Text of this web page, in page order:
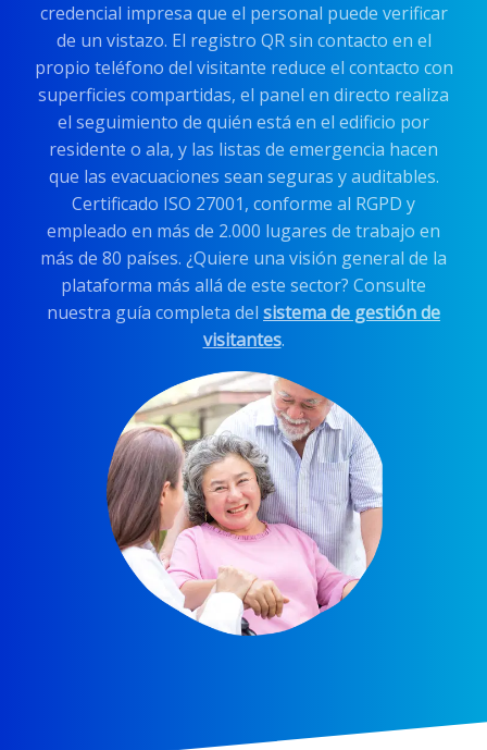
credencial impresa que el personal puede verificar
de un vistazo. El registro QR sin contacto en el
propio teléfono del visitante reduce el contacto con
superficies compartidas, el panel en directo realiza
el seguimiento de quién está en el edificio por
residente o ala, y las listas de emergencia hacen
que las evacuaciones sean seguras y auditables.
Certificado ISO 27001, conforme al RGPD y
empleado en más de 2.000 lugares de trabajo en
más de 80 países. ¿Quiere una visión general de la
plataforma más allá de este sector? Consulte
nuestra guía completa del sistema de gestión de
visitantes.